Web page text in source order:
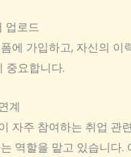
업로드
에 가입하고, 자신의
중요합니다.
계
자주 참여하는 취업 관
역할을 맡고 있습니다